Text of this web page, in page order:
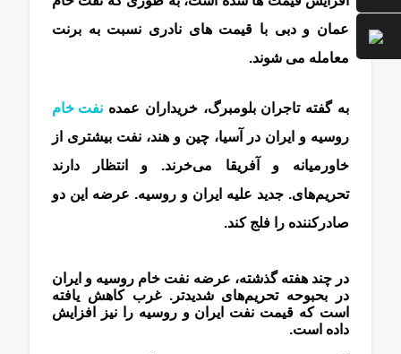
عمان و دبی با قیمت های نادری نسبت به برنت
معامله می شوند.
به گفته تاجران بلومبرگ، خریداران عمدهنفت خام
روسیه و ایران در آسیا، چین و هند، نفت بیشتری از
خاورمیانه و آفریقا می‌خرند. و انتظار دارند
تحریم‌های. جدید علیه ایران و روسیه. عرضه این دو
صادرکننده را فلج کند.
در چند هفته گذشته، عرضه نفت خام روسیه و ایران
در بحبوحه تحریم‌های شدیدتر. غرب کاهش یافته
است که قیمت نفت ایران و روسیه را نیز افزایش
داده است.